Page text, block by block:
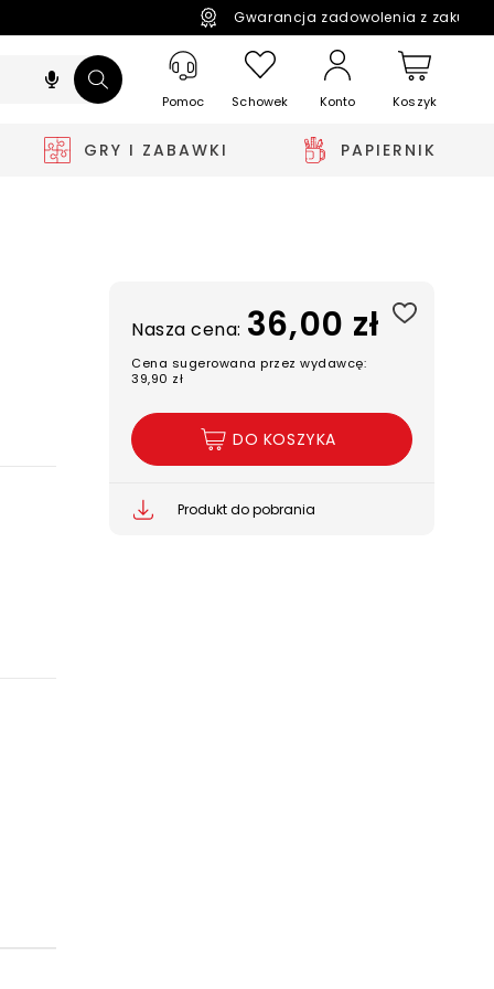
Gwarancja zadowolenia z
Pomoc Schowek Konto Koszyk
GRY I ZABAWKI PAPIERNIK
Nasza cena: 36,00 zł
Cena sugerowana przez wydawcę:
39,90 zł
DO KOSZYKA
Produkt do pobrania